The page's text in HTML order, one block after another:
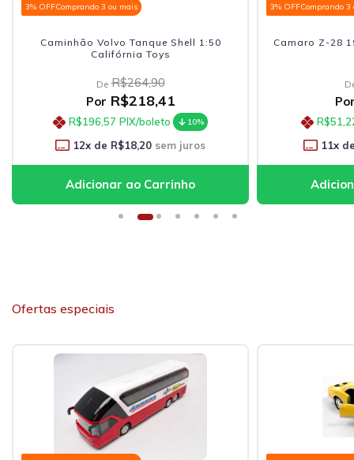
3% OFFComprando 3 ou mais
Caminhão Volvo Tanque Shell 1:50
Califórnia Toys
De R$264,90
Por R$218,41
R$196,57 PIX/boleto 10%
12x de R$18,20 sem juros
3% OFFComprando 3
Camaro Z-28
11x
Ofertas especiais